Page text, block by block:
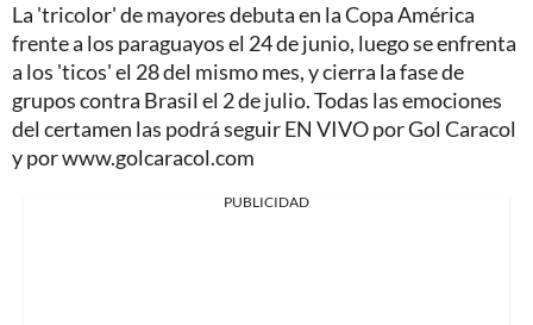
La 'tricolor' de mayores debuta en la Copa América
frente a los paraguayos el 24 de junio, luego se enfrenta
a los 'ticos' el 28 del mismo mes, y cierra la fase de
grupos contra Brasil el 2 de julio. Todas las emociones
del certamen las podrá seguir EN VIVO por Gol Caracol
y por www.golcaracol.com
PUBLICIDAD